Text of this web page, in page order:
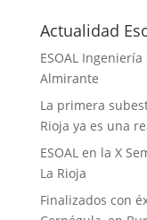
Actualidad
ESOAL
Almirante
La primera
Rioja ya es una
ESOAL en la X
La Rioja
Finalizados con